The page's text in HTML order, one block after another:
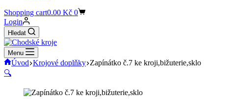
Shopping cart0.00 Kč 0
Login
Hledat
Menu
Úvod Krojové doplňky Zapínátko č.7 ke kroji,bižuterie,sklo
🔍